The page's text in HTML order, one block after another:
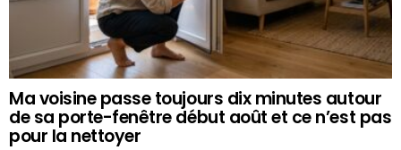
Ma voisine passe toujours dix minutes autour
de sa porte-fenêtre début août et ce n’est pas
pour la nettoyer